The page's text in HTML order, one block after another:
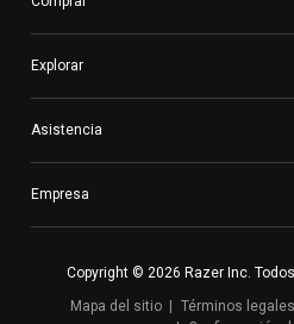
Explorar
Asistencia
Empresa
Copyright © 2026 Razer Inc.
Mapa del sitio
Términos legales